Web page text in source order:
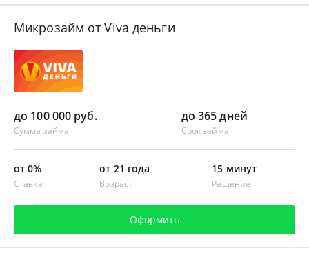
Микрозайм от Viva деньги
до 100 000 руб.
Сумма займа
до 365 дней
Срок займа
от 0%
Ставка
от 21 года
Возраст
15 минут
Решение
Оформить